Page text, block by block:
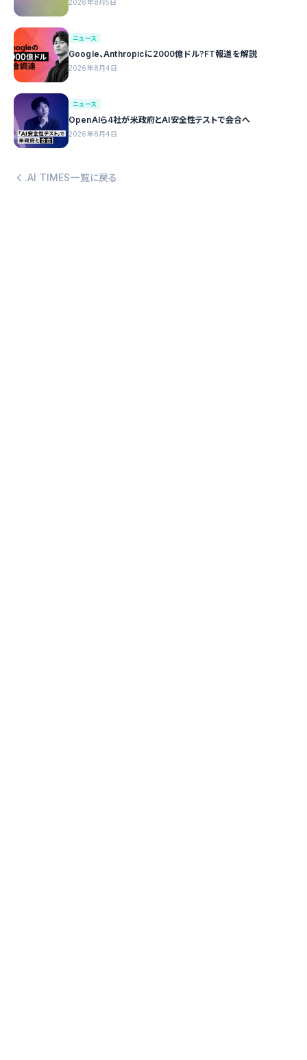
2026年8月5日
ニュース
Google、Anthropicに2000億ドル?FT報道を解説
2026年8月4日
ニュース
OpenAIら4社が米政府とAI安全性テストで会合へ
2026年8月4日
.AI TIMES一覧に戻る